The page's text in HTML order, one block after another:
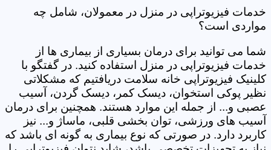
خدمات فیزیوتراپی در منزل در معمولان، شامل چه
مواردی است؟
شما می توانید برای درمان بسیاری از بیماری ها از
خدمات فیزیوتراپی در منزل استفاده کنید. در گفتگو با
کلینیک فیزیوتراپی خانه سلامت دریافتیم که مشکلاتی
نظیر پوکی استخوان، دیسک کمر، دیسک گردن، آسیب
عصبی و... از جمله این موارد هستند. همچنین برای درمان
آسیب های ورزشی، توان بخشی قلبی، ماساژ و... نیز
کاربرد دارد. در صورتی که نوع بیماری به گونه ای باشد که